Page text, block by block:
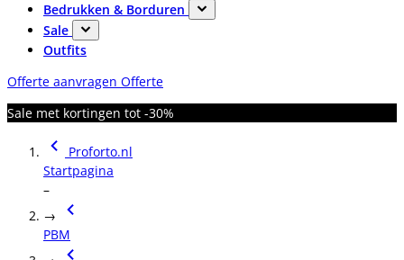
Bedrukken & Borduren
Sale
Outfits
Offerte aanvragen Offerte
Sale met kortingen tot -30%
Proforto.nl
Startpagina
–
→
PBM